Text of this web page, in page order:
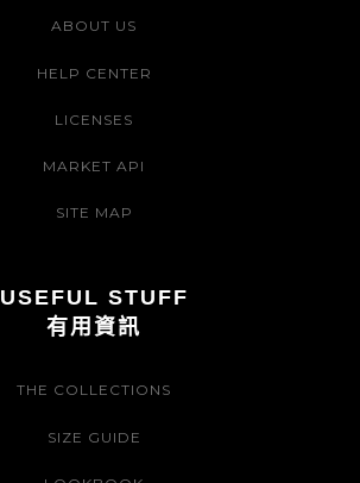
ABOUT US
HELP CENTER
LICENSES
MARKET API
SITE MAP
USEFUL STUFF
有用資訊
THE COLLECTIONS
SIZE GUIDE